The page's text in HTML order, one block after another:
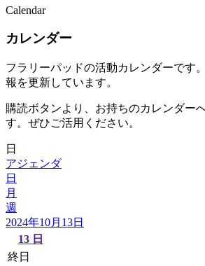
Calendar
カレンダー
フラリーパッドの活動カレンダーです
報を更新しています。
購読ボタンより、お持ちのカレンダー
す。ぜひご活用ください。
日
アジェンダ
日
月
週
2024年10月13日
13 日
終日